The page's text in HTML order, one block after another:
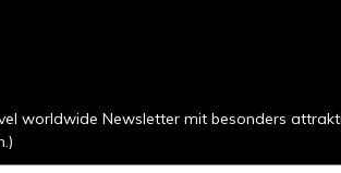
worldwide Newsletter mit besonders